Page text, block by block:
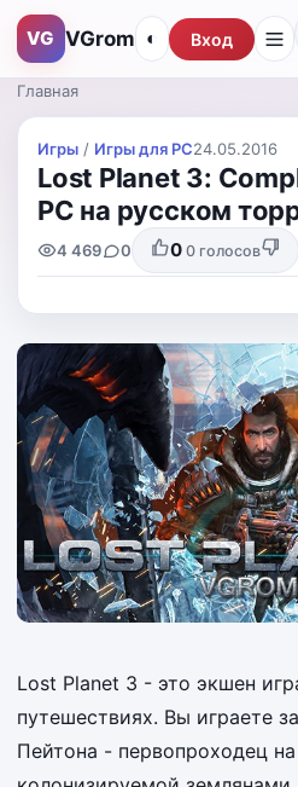
VG VGrom ◐ Вход
Главная
Игры / Игры для PС24.05.2016
Lost Planet 3:
РС на русском
4 469 0 0 0 голосов
Lost Planet 3 - это экшен
путешествиях. Вы играете
Пейтона - первопроходец